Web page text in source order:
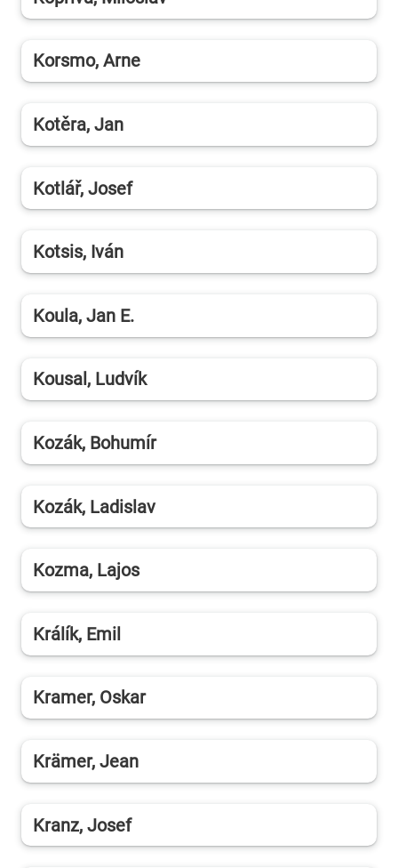
Korsmo, Arne
Kotěra, Jan
Kotlář, Josef
Kotsis, Iván
Koula, Jan E.
Kousal, Ludvík
Kozák, Bohumír
Kozák, Ladislav
Kozma, Lajos
Králík, Emil
Kramer, Oskar
Krämer, Jean
Kranz, Josef